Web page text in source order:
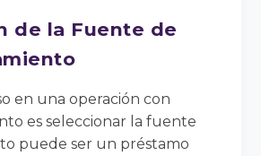
de la Fuente de
en una operación con
es seleccionar la fuente
puede ser un préstamo